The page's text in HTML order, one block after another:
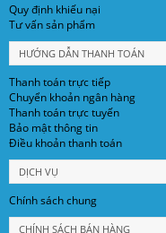
Quy định khiếu nại
Tư vấn sản phẩm
HƯỚNG DẪN THANH TOÁN
Thanh toán trực tiếp
Chuyển khoản ngân hàng
Thanh toán trực tuyến
Bảo mật thông tin
Điều khoản thanh toán
DỊCH VỤ
Chính sách chung
CHÍNH SÁCH BÁN HÀNG